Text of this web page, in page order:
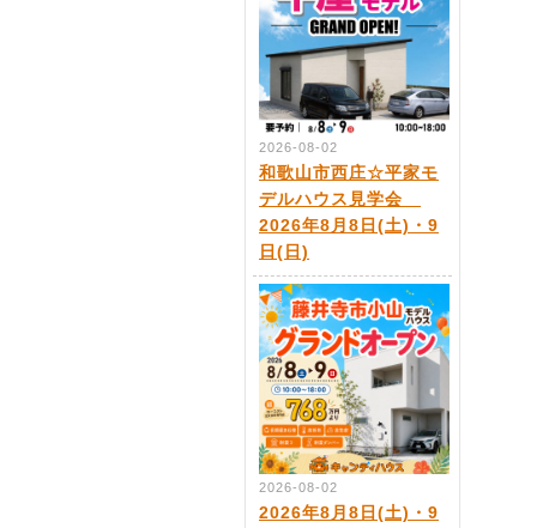
2026-08-02
和歌山市西庄☆平家モ
デルハウス見学会
2026年8月8日(土)・9
日(日)
2026-08-02
2026年8月8日(土)・9